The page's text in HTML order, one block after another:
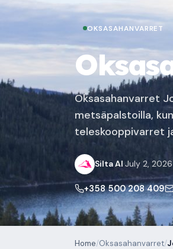
OKSASAHANVARRET
Oksasahanvarret
metsäpalstoilla,
teleskooppivarret
Silta AI·July 2, 2026
+358 500 208 409
Home/Oksasahanvarret/